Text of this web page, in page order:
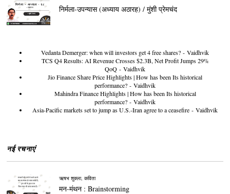
निर्मला-उपन्यास (अध्याय अठारह) / मुंशी प्रेमचंद
Vedanta Demerger: when will investors get 4 free shares? - Vaidhvik
TCS Q4 Results: AI Revenue Crosses $2.3B, Net Profit Jumps 29%
QoQ - Vaidhvik
Jio Finance Share Price Highlights | How has been Its historical
performance? - Vaidhvik
Mahindra Finance Highlights | How has been Its historical
performance? - Vaidhvik
Asia-Pacific markets set to jump as U.S.-Iran agree to a ceasefire - Vaidhvik
नई रचनाएं
ऋषभ शुक्ला, कविता
मन-मंथन : Brainstorming